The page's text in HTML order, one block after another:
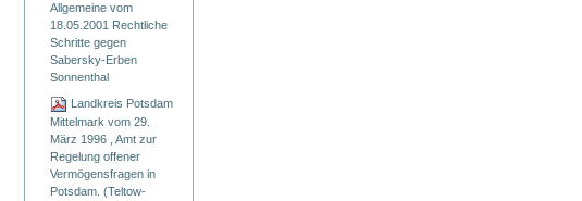
Allgemeine vom
18.05.2001 Rechtliche
Schritte gegen
Sabersky-Erben
Sonnenthal
Landkreis Potsdam
Mittelmark vom 29.
März 1996 , Amt zur
Regelung offener
Vermögensfragen in
Potsdam. (Teltow-